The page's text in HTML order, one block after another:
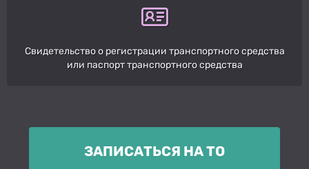
Свидетельство о регистрации транспортного средства
или паспорт транспортного средства
ЗАПИСАТЬСЯ НА ТО